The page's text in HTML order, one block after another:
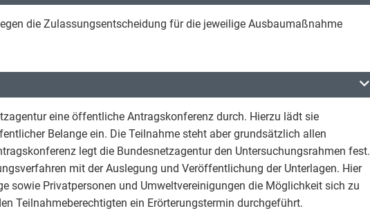
die Zulassungsentscheidung für die jeweilige Ausbaumaßnahme
eine öffentliche Antragskonferenz durch. Hierzu lädt sie
Belange ein. Die Teilnahme steht aber grundsätzlich allen
legt die Bundesnetzagentur den Untersuchungsrahmen fest.
mit der Auslegung und Veröffentlichung der Unterlagen. Hier
sowie Privatpersonen und Umweltvereinigungen die Möglichkeit sich zu
Teilnahmeberechtigten ein Erörterungstermin durchgeführt.